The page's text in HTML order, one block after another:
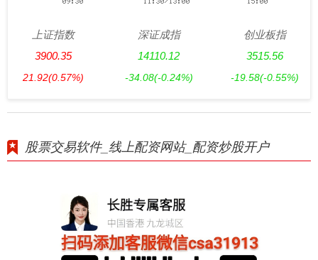
上证指数
3900.35
21.92(0.57%)
深证成指
14110.12
-34.08(-0.24%)
创业板指
3515.56
-19.58(-0.55%)
股票交易软件_线上配资网站_配资炒股开户